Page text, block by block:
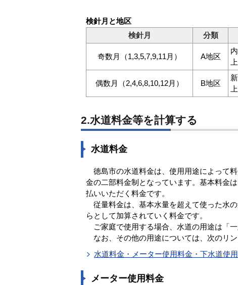
検針月と地区
検針月
分類
奇数月（1,3,5,7,9,11月） A地区
偶数月（2,4,6,8,10,12月） B地区
2.水道料金等を計算する
水道料金
徳島市の水道料金は、使用用途によって
金の二部料金制となっています。基本料金
払いいただく料金です。
従量料金は、基本水量を超えて使った水
らとして加算されていく料金です。
ご家庭で使用する場合、水道の用途は「一
なお、その他の用途については、次のリン
水道料金・メーター使用料金・下水道使
メーター使用料金